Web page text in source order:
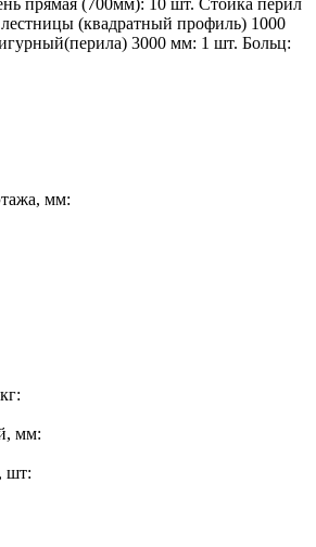
(квадратный профиль) 1000
3000 мм: 1 шт. Больц:
мм:
мм:
шт: